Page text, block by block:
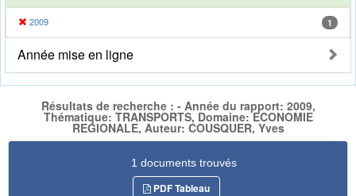
2009 1
Année mise en ligne
Résultats de recherche : - Année du rapport: 2009,
Thématique: TRANSPORTS, Domaine: ECONOMIE
REGIONALE, Auteur: COUSQUER, Yves
1 documents trouvés
PDF Tableau